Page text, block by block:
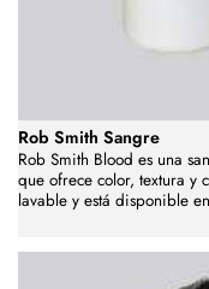
Rob Smith Sangre
Rob Smith Blood es una
que ofrece color, textura y
lavable y está disponible